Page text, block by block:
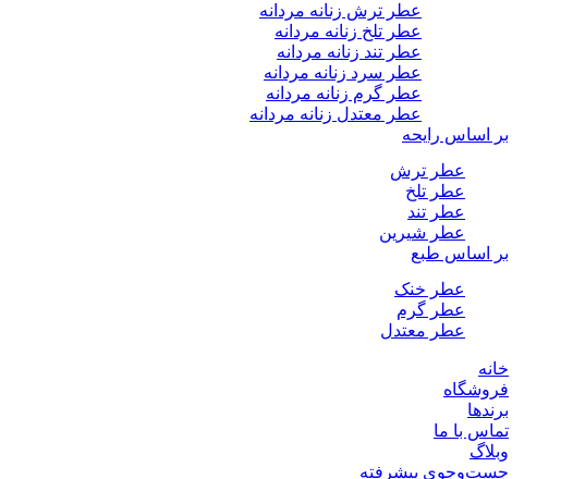
عطر ترش زنانه مردانه
عطر تلخ زنانه مردانه
عطر تند زنانه مردانه
عطر سرد زنانه مردانه
عطر گرم زنانه مردانه
عطر معتدل زنانه مردانه
بر اساس رایحه
عطر ترش
عطر تلخ
عطر تند
عطر شیرین
بر اساس طبع
عطر خنک
عطر گرم
عطر معتدل
خانه
فروشگاه
برندها
تماس با ما
وبلاگ
جست‌وجوی پیشرفته